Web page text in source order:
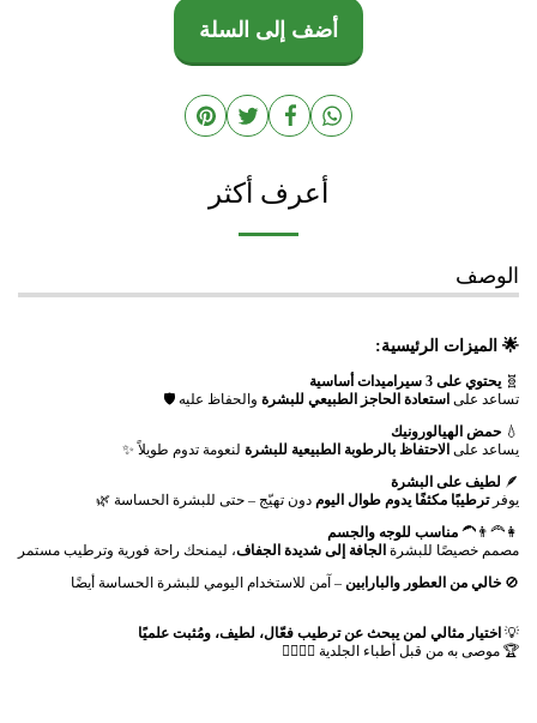
أضف إلى السلة
أعرف أكثر
الوصف
🌟 الميزات الرئيسية:
🧬 يحتوي على 3 سيراميدات أساسية
تساعد على استعادة الحاجز الطبيعي للبشرة والحفاظ عليه 🛡️
💧 حمض الهيالورونيك
يساعد على الاحتفاظ بالرطوبة الطبيعية للبشرة لنعومة تدوم طويلاً ✨
🪶 لطيف على البشرة
يوفرترطيبًا مكثفًا يدوم طوال اليوم دون تهيّج – حتى للبشرة الحساسة 🌿
👩‍🦰👨‍🦱 مناسب للوجه والجسم
مصمم خصيصًا للبشرة الجافة إلى شديدة الجفاف، ليمنحك راحة فورية وترطيب مستمر
🚫 خالي من العطور والبارابين – آمن للاستخدام اليومي للبشرة الحساسة أيضًا
💡 اختيار مثالي لمن يبحث عن ترطيب فعّال، لطيف، ومُثبت علميًا
🏆 موصى به من قبل أطباء الجلدية 👩‍⚕️👨‍⚕️